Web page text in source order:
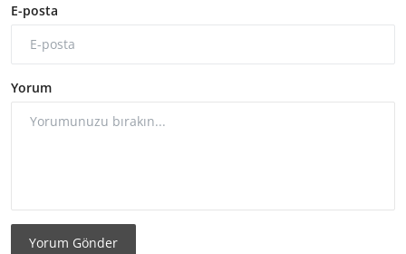
E-posta
Yorum
Yorum Gönder